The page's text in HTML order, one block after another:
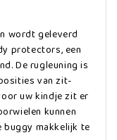
wordt geleverd
protectors, een
De rugleuning is
van zit-
uw kindje zit er
kunnen
buggy makkelijk te